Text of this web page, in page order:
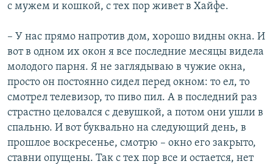
с мужем и кошкой, с тех пор живет в Хайфе.
– У нас прямо напротив дом, хорошо видны окна. И
вот в одном их окон я все последние месяцы видела
молодого парня. Я не заглядываю в чужие окна,
просто он постоянно сидел перед окном: то ел, то
смотрел телевизор, то пиво пил. А в последний раз
страстно целовался с девушкой, а потом они ушли в
спальню. И вот буквально на следующий день, в
прошлое воскресенье, смотрю – окно его закрыто,
ставни опущены. Так с тех пор все и остается, нет